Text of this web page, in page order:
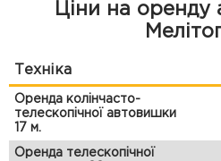
Ціни на оренду
Техніка
Оренда колінчасто-
телескопічної автовишки
17 м.
Оренда телескопічної